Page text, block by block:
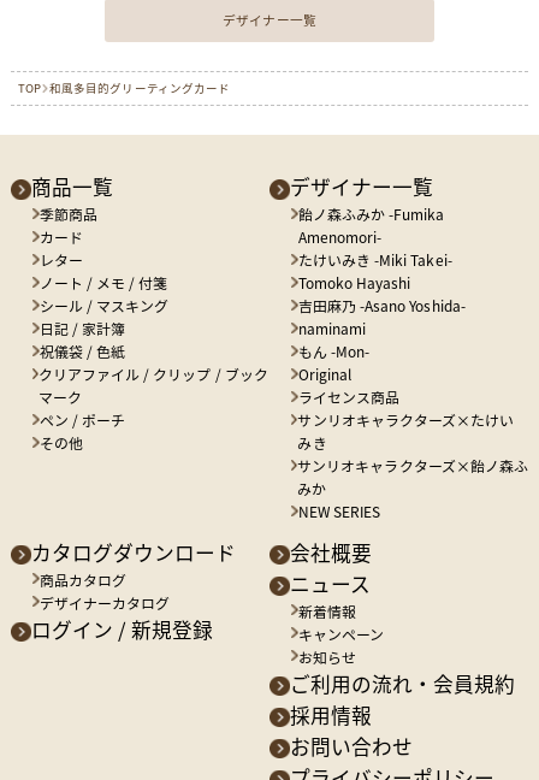
デザイナー一覧
TOP 和風多目的グリーティングカード
商品一覧
季節商品
カード
レター
ノート / メモ / 付箋
シール / マスキング
日記 / 家計簿
祝儀袋 / 色紙
クリアファイル / クリップ / ブック
マーク
ペン / ポーチ
その他
デザイナー一覧
飴ノ森ふみか -Fumika
Amenomori-
たけいみき -Miki Takei-
Tomoko Hayashi
吉田麻乃 -Asano Yoshida-
naminami
もん -Mon-
Original
ライセンス商品
サンリオキャラクターズ×たけい
みき
サンリオキャラクターズ×飴ノ森ふ
みか
NEW SERIES
カタログダウンロード
商品カタログ
デザイナーカタログ
ログイン / 新規登録
会社概要
ニュース
新着情報
キャンペーン
お知らせ
ご利用の流れ・会員規約
採用情報
お問い合わせ